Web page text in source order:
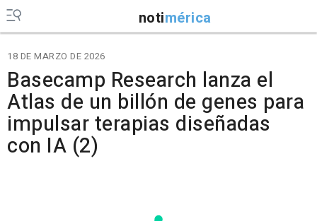
notimérica
18 DE MARZO DE 2026
Basecamp Research lanza el
Atlas de un billón de genes para
impulsar terapias diseñadas
con IA (2)